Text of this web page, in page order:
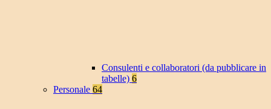
Consulenti e collaboratori (da pubblicare in
tabelle) 6
Personale 64